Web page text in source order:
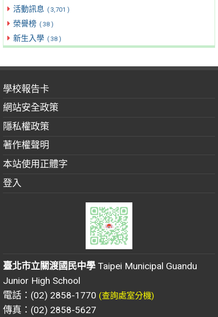
活動訊息 ( 3,701 )
榮譽榜 ( 38 )
新生入學 ( 38 )
學校報告卡
網站安全政策
隱私權政策
著作權聲明
本站使用正體字
登入
臺北市立關渡國民中學 Taipei Municipal Guandu
Junior High School
電話：(02) 2858-1770 (查詢處室分機)
傳真：(02) 2858-5627